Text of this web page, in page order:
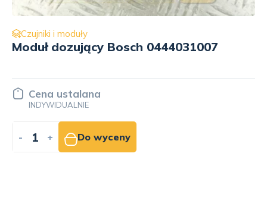
Czujniki i moduły
Czujnik ciśnienia oleju P0.5 Kubota
Cena ustalana
INDYWIDUALNIE
- + Do wyceny